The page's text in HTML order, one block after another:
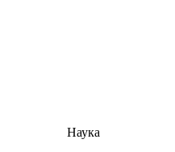
Наука